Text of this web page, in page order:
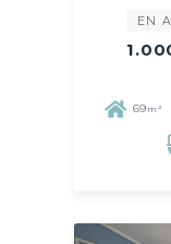
EN
69 m²